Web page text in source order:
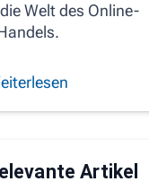
Welt des Online-
Artikel